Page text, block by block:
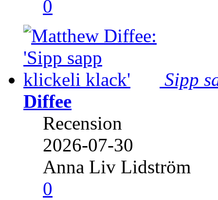
0
Sipp
Diffee
Recension
2026-07-30
Anna Liv Lidström
0